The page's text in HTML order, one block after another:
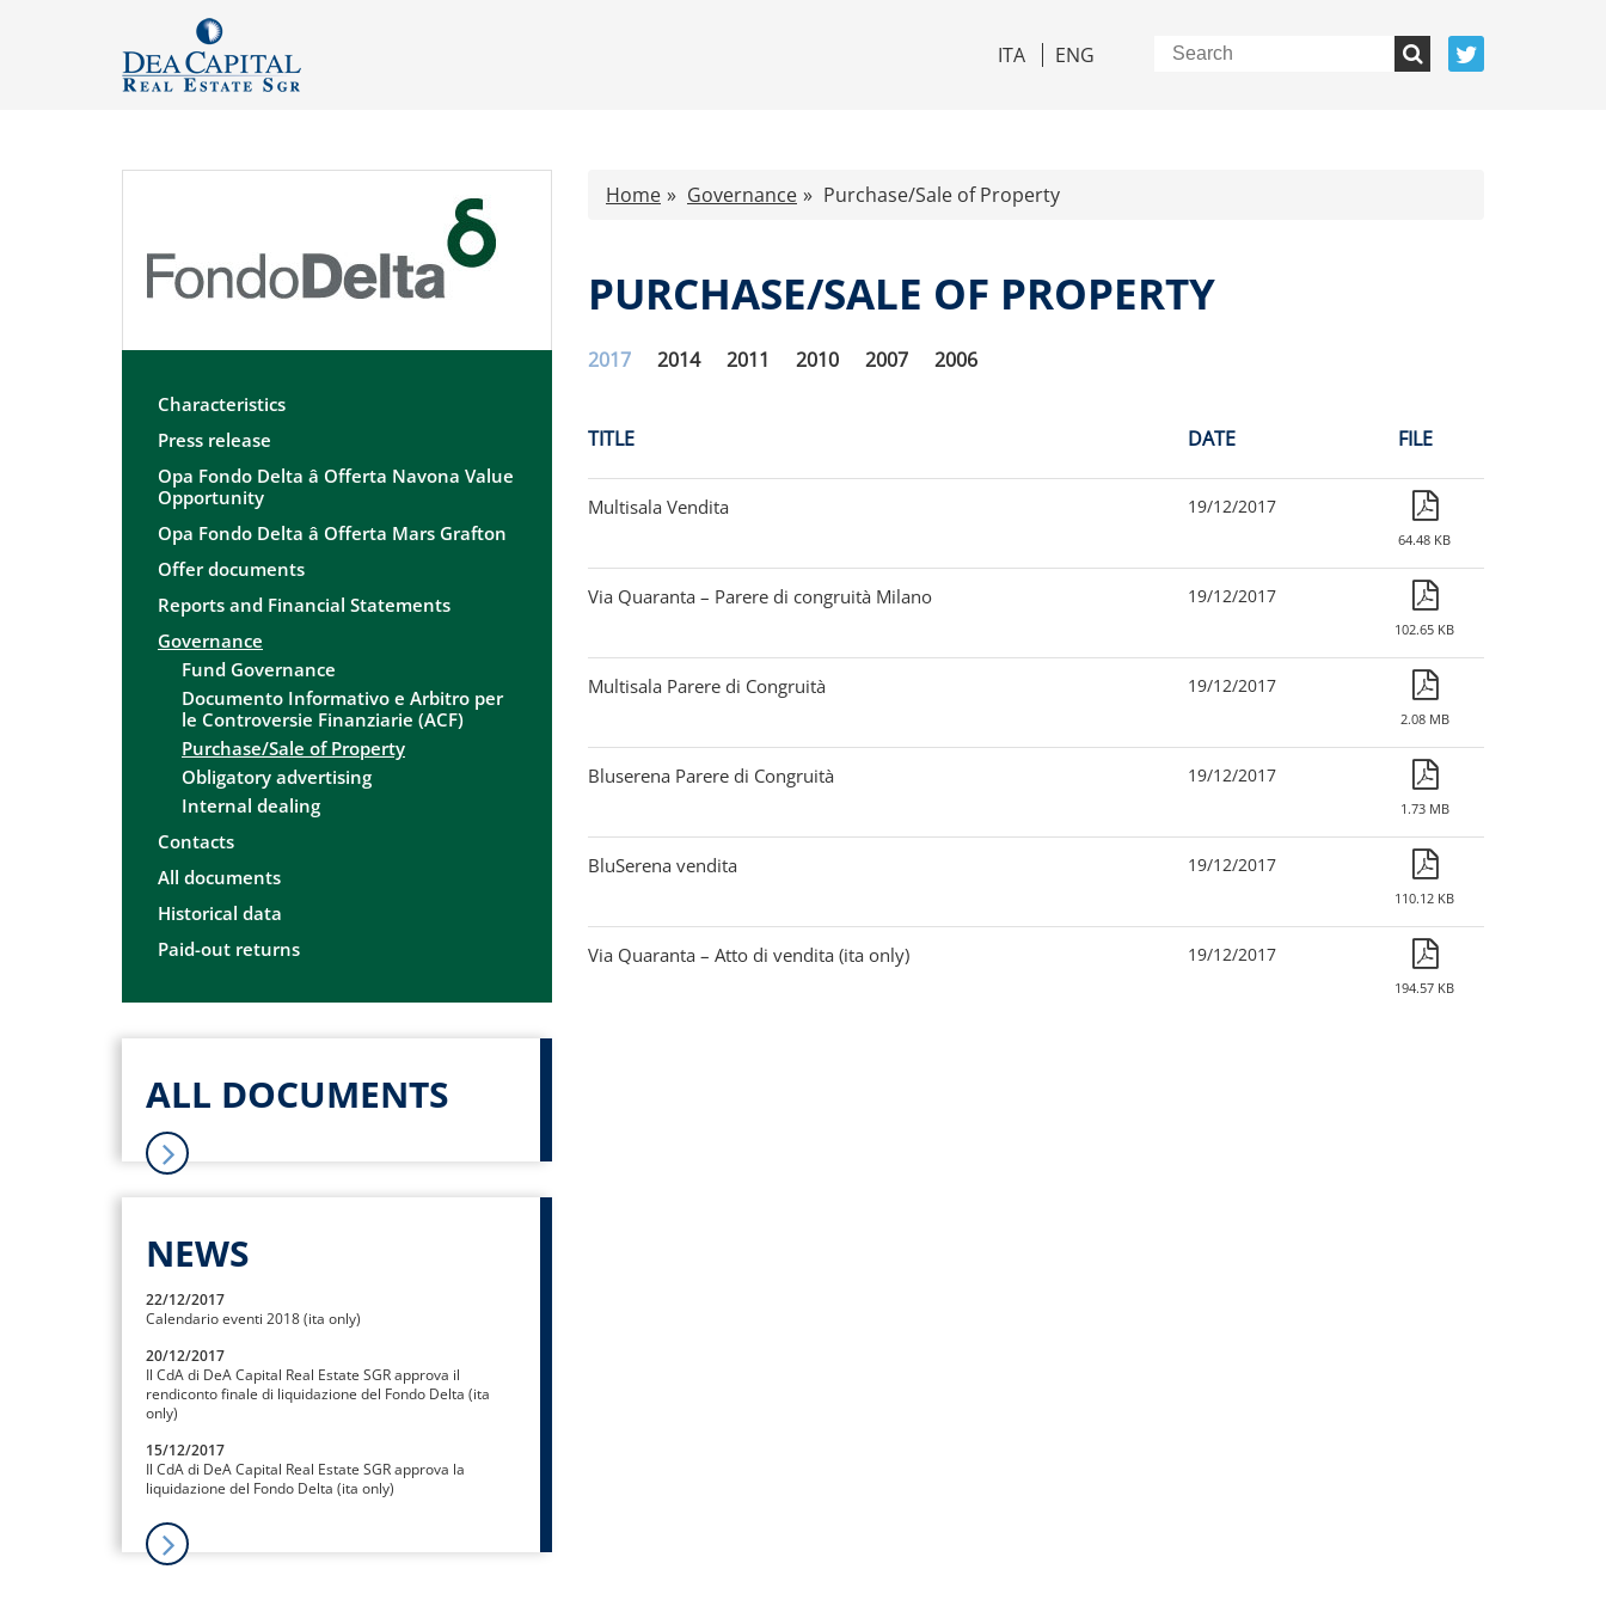
ITA ENG
Characteristics
Press release
Opa Fondo Delta â Offerta Navona Value
Opportunity
Opa Fondo Delta â Offerta Mars Grafton
Offer documents
Reports and Financial Statements
Governance
Fund Governance
Documento Informativo e Arbitro per
le Controversie Finanziarie (ACF)
Purchase/Sale of Property
Obligatory advertising
Internal dealing
Contacts
All documents
Historical data
Paid-out returns
ALL DOCUMENTS
NEWS
22/12/2017
Calendario eventi 2018 (ita only)
20/12/2017
Il CdA di DeA Capital Real Estate SGR approva il
rendiconto finale di liquidazione del Fondo Delta (ita
only)
15/12/2017
Il CdA di DeA Capital Real Estate SGR approva la
liquidazione del Fondo Delta (ita only)
Home Governance Purchase/Sale of Property
PURCHASE/SALE OF PROPERTY
2017 2014 2011 2010 2007 2006
TITLE DATE FILE
Multisala Vendita 19/12/2017
64.48 KB
Via Quaranta – Parere di congruità Milano 19/12/2017
102.65 KB
Multisala Parere di Congruità 19/12/2017
2.08 MB
Bluserena Parere di Congruità 19/12/2017
1.73 MB
BluSerena vendita 19/12/2017
110.12 KB
Via Quaranta – Atto di vendita (ita only) 19/12/2017
194.57 KB